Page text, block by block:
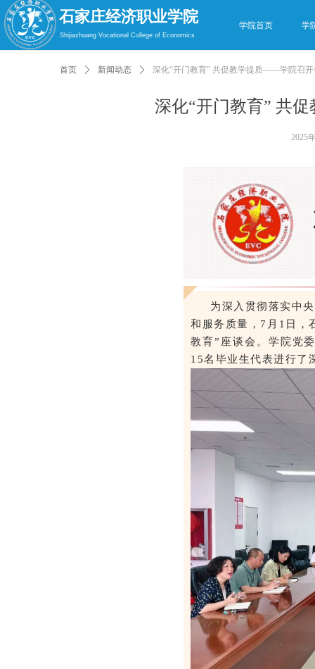
学院首页 学
石家庄经济职业学院
Shijiazhuang Vocational College of Economics
深化“开门教育” 共
首页 ꄲ 新闻动态 ꄲ 深化“开门教育” 共促教学提质——学院召
为深入贯彻落实中
和服务质量，7月1日，
教育”座谈会。学院党
15名毕业生代表进行了
2025